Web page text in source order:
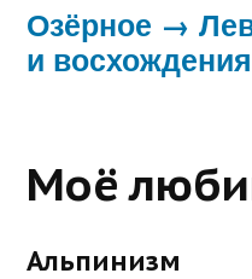
Озёрное →
и восхождения
Моё
Альпинизм